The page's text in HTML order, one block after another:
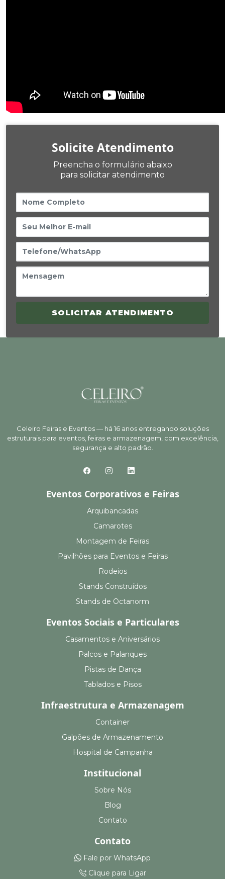
Solicite Atendimento
Preencha o formulário abaixo
para solicitar atendimento
SOLICITAR ATENDIMENTO
Celeiro Feiras e Eventos — há 16 anos entregando soluções
estruturais para eventos, feiras e armazenagem, com excelência,
segurança e alto padrão.
Eventos Corporativos e Feiras
Arquibancadas
Camarotes
Montagem de Feiras
Pavilhões para Eventos e Feiras
Rodeios
Stands Construídos
Stands de Octanorm
Eventos Sociais e Particulares
Casamentos e Aniversários
Palcos e Palanques
Pistas de Dança
Tablados e Pisos
Infraestrutura e Armazenagem
Container
Galpões de Armazenamento
Hospital de Campanha
Institucional
Sobre Nós
Blog
Contato
Contato
Fale por WhatsApp
Clique para Ligar